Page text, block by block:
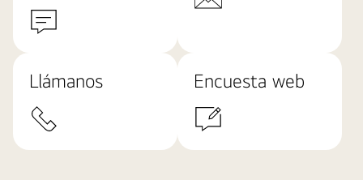
Llámanos Encuesta web